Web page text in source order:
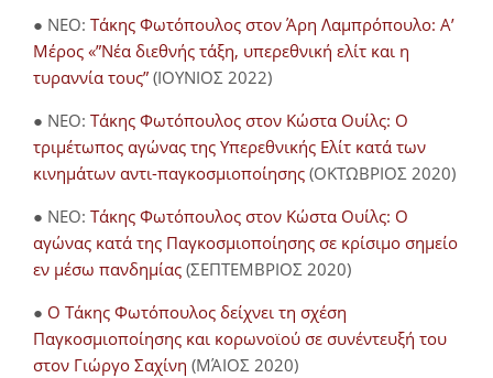
● NEO: Τάκης Φωτόπουλος στον Άρη Λαμπρόπουλο: Α’
Μέρος «”Νέα διεθνής τάξη, υπερεθνική ελίτ και η
τυραννία τους” (ΙΟΥΝΙΟΣ 2022)
● NEO: Τάκης Φωτόπουλος στον Κώστα Ουίλς: Ο
τριμέτωπος αγώνας της Υπερεθνικής Ελίτ κατά των
κινημάτων αντι-παγκοσμιοποίησης (ΟΚΤΩΒΡΙΟΣ 2020)
● NEO: Τάκης Φωτόπουλος στον Κώστα Ουίλς: Ο
αγώνας κατά της Παγκοσμιοποίησης σε κρίσιμο σημείο
εν μέσω πανδημίας (ΣΕΠΤΕΜΒΡΙΟΣ 2020)
● Ο Τάκης Φωτόπουλος δείχνει τη σχέση
Παγκοσμιοποίησης και κορωνοϊού σε συνέντευξή του
στον Γιώργο Σαχίνη (ΜΆΙΟΣ 2020)